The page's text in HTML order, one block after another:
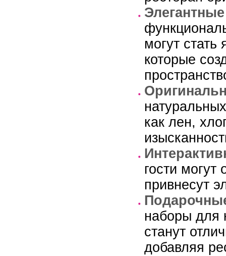
могут
которые
как лен,
гости
привнесут
наборы для
станут
добавляя